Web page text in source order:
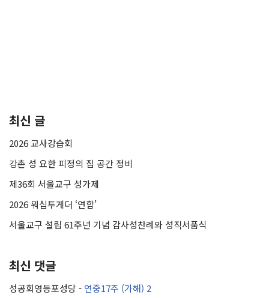
최신 글
2026 교사강습회
강촌 성 요한 피정의 집 공간 정비
제36회 서울교구 성가제
2026 워십투게더 ‘연합’
서울교구 설립 61주년 기념 감사성찬례와 성직서품식
최신 댓글
성공회영등포성당 - 연중17주 (가해) 2